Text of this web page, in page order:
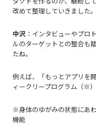
改めて整理していきました。
中沢 ：インタビューやプロ
ルのターゲットとの整合も
たね。
例えば、「もっとアプリを
ィークリープログラム（※
※身体のゆがみの状態にあ
機能